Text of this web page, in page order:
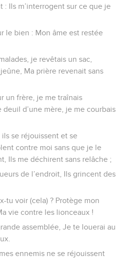
: Ils m’interrogent sur ce que je
le bien : Mon âme est restée
je revêtais un sac,
Ma prière revenait sans
un frère, je me traînais
d’une mère, je me courbais
se réjouissent et se
contre moi sans que je le
Ils me déchirent sans relâche ;
de l’endroit, Ils grincent des
tu voir (cela) ? Protège mon
vie contre les lionceaux !
assemblée, Je te louerai au
ennemis ne se réjouissent